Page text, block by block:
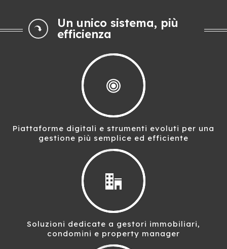
Un unico sistema, più
efficienza
Piattaforme digitali e strumenti evoluti per una
gestione più semplice ed efficiente
Soluzioni dedicate a gestori immobiliari,
condomini e property manager